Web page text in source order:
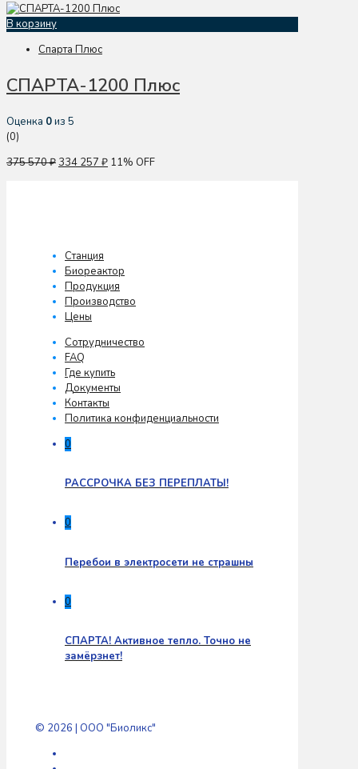
В корзину
Спарта Плюс
СПАРТА-1200 Плюс
Оценка 0из 5
(0)
375 570₽334 257 ₽ 11% OFF
Станция
Биореактор
Продукция
Производство
Цены
Сотрудничество
FAQ
Где купить
Документы
Контакты
Политика конфиденциальности
0
РАССРОЧКА БЕЗ ПЕРЕПЛАТЫ!
0
Перебои в электросети не страшны
0
СПАРТА! Активное тепло. Точно не
замёрзнет!
© 2026 | ООО "Биоликс"